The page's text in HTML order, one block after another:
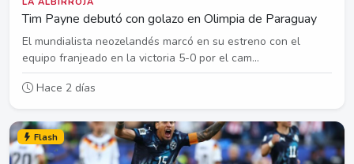
Tim Payne debutó con golazo en Olimpia de Paraguay
El mundialista neozelandés marcó en su estreno con el
equipo franjeado en la victoria 5-0 por el cam...
Hace 2 días
Flash